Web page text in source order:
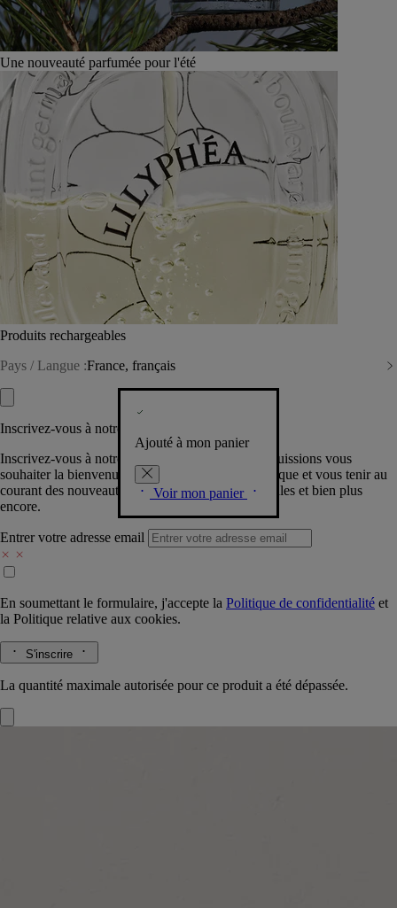
Une nouveauté parfumée pour l'été
Produits rechargeables
Pays / Langue :France, français
Ajouté à mon panier
Voir mon panier
Inscrivez-vous à notre Newsletter
Inscrivez-vous à notre newsletter pour que nous puissions vous
souhaiter la bienvenue dans la communauté Diptyque et vous tenir au
courant des nouveautés, événements, offres spéciales et bien plus
encore.
Entrer votre adresse email
En soumettant le formulaire, j'accepte la Politique de confidentialité et
la Politique relative aux cookies.
S'inscrire
La quantité maximale autorisée pour ce produit a été dépassée.